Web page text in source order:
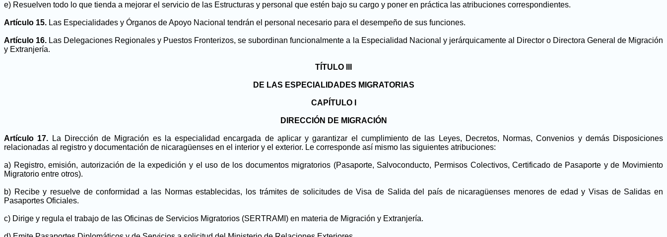
e) Resuelven todo lo que tienda a mejorar el servicio de las Estructuras y personal que estén bajo su cargo y poner en práctica las atribuciones correspondientes.
Artículo 15. Las Especialidades y Órganos de Apoyo Nacional tendrán el personal necesario para el desempeño de sus funciones.
Artículo 16. Las Delegaciones Regionales y Puestos Fronterizos, se subordinan funcionalmente a la Especialidad Nacional y jerárquicamente al Director o Directora General de Migración
y Extranjería.
TÍTULO III
DE LAS ESPECIALIDADES MIGRATORIAS
CAPÍTULO I
DIRECCIÓN DE MIGRACIÓN
Artículo 17.
La Dirección de Migración es la especialidad encargada de aplicar y garantizar el cumplimiento de las Leyes, Decretos, Normas, Convenios y demás Disposiciones
relacionadas al registro y documentación de nicaragüenses en el interior y el exterior. Le corresponde así mismo las siguientes atribuciones:
a) Registro, emisión, autorización de la expedición y el uso de los documentos migratorios (Pasaporte, Salvoconducto, Permisos Colectivos, Certificado de Pasaporte y de Movimiento
Migratorio entre otros).
b) Recibe y resuelve de conformidad a las Normas establecidas, los trámites de solicitudes de Visa de Salida del país de nicaragüenses menores de edad y Visas de Salidas en
Pasaportes Oficiales.
c) Dirige y regula el trabajo de las Oficinas de Servicios Migratorios (SERTRAMI) en materia de Migración y Extranjería.